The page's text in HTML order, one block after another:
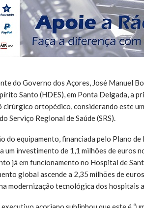
do Governo dos Açores, José Manuel
Santo (HDES), em Ponta Delgada, a
ortopédico, considerando este um
Serviço Regional de Saúde (SRS).
do equipamento, financiada pelo Plano de
um investimento de 1,1 milhões de euros
já em funcionamento no Hospital de
global ascende a 2,35 milhões de
modernização tecnológica dos hospitais